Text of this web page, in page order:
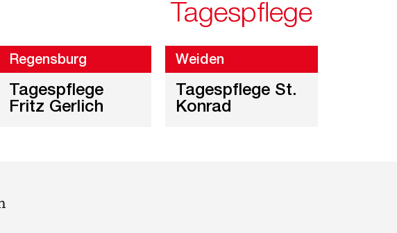
Tagespflege
Regensburg
Tagespflege
Fritz Gerlich
Weiden
Tagespflege St.
Konrad